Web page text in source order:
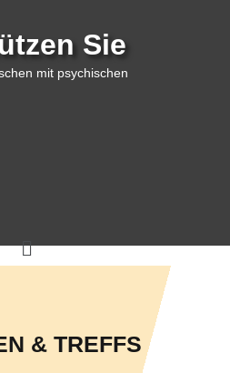
Sie
mit psychischen
& TREFFS